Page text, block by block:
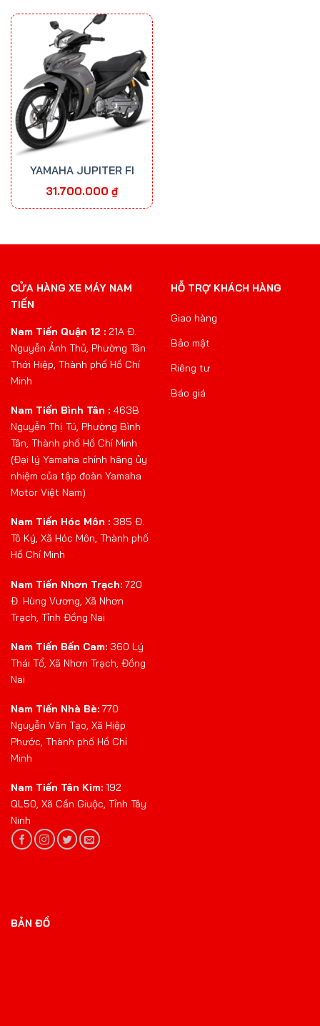
YAMAHA JUPITER FI
31.700.000 ₫
CỬA HÀNG XE MÁY NAM
TIẾN
Nam Tiến Quận 12 : 21A Đ.
Nguyễn Ảnh Thủ, Phường Tân
Thới Hiệp, Thành phố Hồ Chí
Minh
Nam Tiến Bình Tân : 463B
Nguyễn Thị Tú, Phường Bình
Tân, Thành phố Hồ Chí Minh
(Đại lý Yamaha chính hãng ủy
nhiệm của tập đoàn Yamaha
Motor Việt Nam)
Nam Tiến Hóc Môn : 385 Đ.
Tô Ký, Xã Hóc Môn, Thành phố
Hồ Chí Minh
Nam Tiến Nhơn Trạch: 720
Đ. Hùng Vương, Xã Nhơn
Trạch, Tỉnh Đồng Nai
Nam Tiến Bến Cam: 360 Lý
Thái Tổ, Xã Nhơn Trạch, Đồng
Nai
Nam Tiến Nhà Bè: 770
Nguyễn Văn Tạo, Xã Hiệp
Phước, Thành phố Hồ Chí
Minh
Nam Tiến Tân Kim: 192
QL50, Xã Cần Giuộc, Tỉnh Tây
Ninh
HỖ TRỢ KHÁCH HÀNG
Giao hàng
Bảo mật
Riêng tư
Báo giá
BẢN ĐỒ